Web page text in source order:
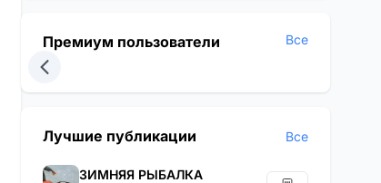
Премиум пользователи Все
Лучшие публикации Все
ЗИМНЯЯ РЫБАЛКА